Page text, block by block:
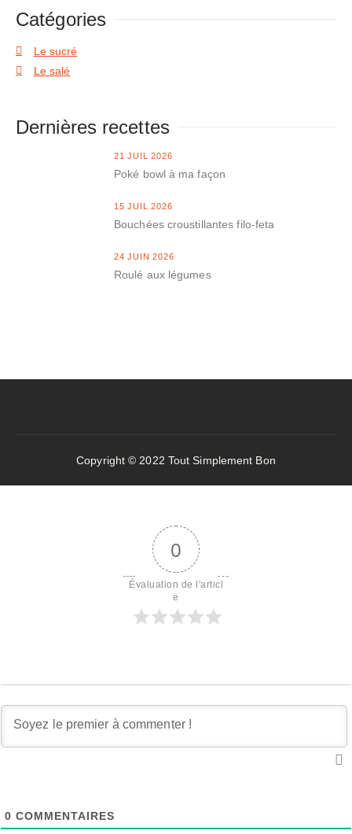
Catégories
Le sucré
Le salé
Dernières recettes
21 JUIL 2026
Poké bowl à ma façon
15 JUIL 2026
Bouchées croustillantes filo-feta
24 JUIN 2026
Roulé aux légumes
Copyright © 2022 Tout Simplement Bon
0
Évaluation de l'articl
e
0 COMMENTAIRES